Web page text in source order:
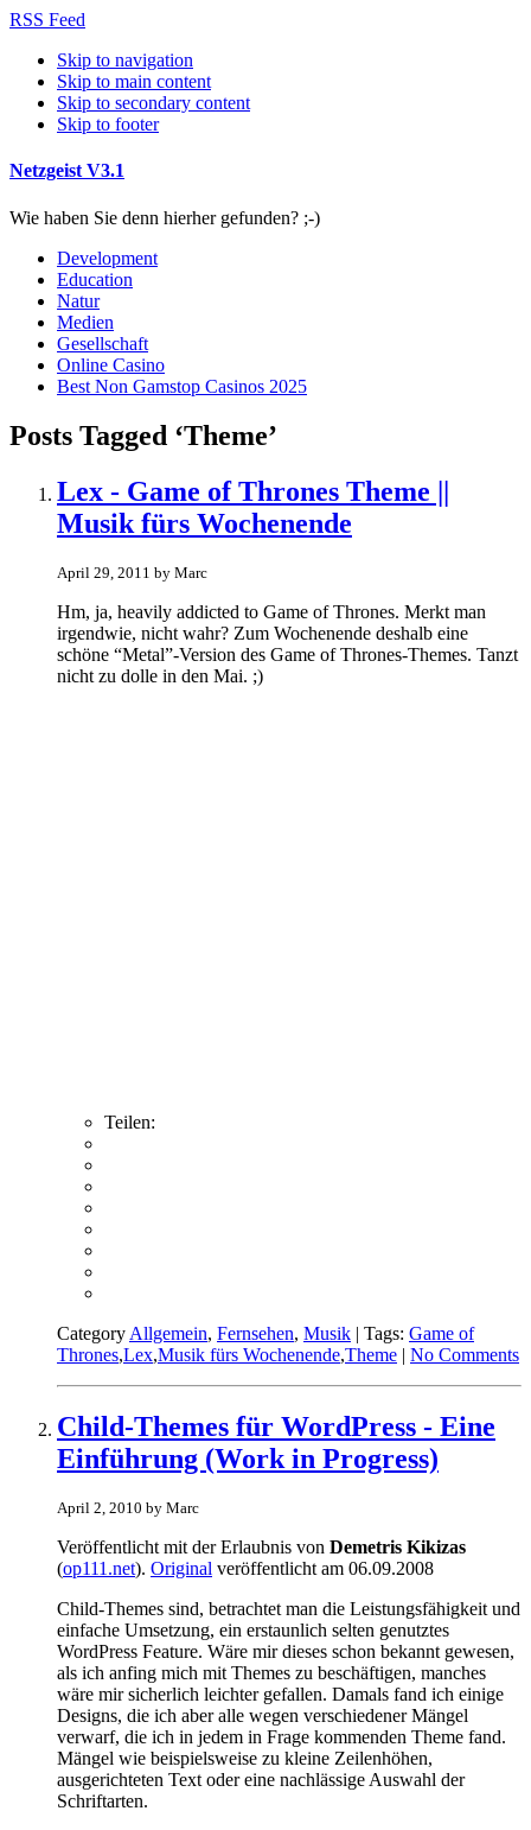
RSS Feed
Skip to navigation
Skip to main content
Skip to secondary content
Skip to footer
Netzgeist V3.1
Wie haben Sie denn hierher gefunden? ;-)
Development
Education
Natur
Medien
Gesellschaft
Online Casino
Best Non Gamstop Casinos 2025
Posts Tagged ‘Theme’
Lex - Game of Thrones Theme ||
Musik fürs Wochenende
April 29, 2011 by Marc
Hm, ja, heavily addicted to Game of Thrones. Merkt man
irgendwie, nicht wahr? Zum Wochenende deshalb eine
schöne “Metal”-Version des Game of Thrones-Themes. Tanzt
nicht zu dolle in den Mai. ;)
Teilen:
Category Allgemein, Fernsehen, Musik | Tags: Game of
Thrones,Lex,Musik fürs Wochenende,Theme | No Comments
Child-Themes für WordPress - Eine
Einführung (Work in Progress)
April 2, 2010 by Marc
Veröffentlicht mit der Erlaubnis von Demetris Kikizas
(op111.net). Original veröffentlicht am 06.09.2008
Child-Themes sind, betrachtet man die Leistungsfähigkeit und
einfache Umsetzung, ein erstaunlich selten genutztes
WordPress Feature. Wäre mir dieses schon bekannt gewesen,
als ich anfing mich mit Themes zu beschäftigen, manches
wäre mir sicherlich leichter gefallen. Damals fand ich einige
Designs, die ich aber alle wegen verschiedener Mängel
verwarf, die ich in jedem in Frage kommenden Theme fand.
Mängel wie beispielsweise zu kleine Zeilenhöhen,
ausgerichteten Text oder eine nachlässige Auswahl der
Schriftarten.